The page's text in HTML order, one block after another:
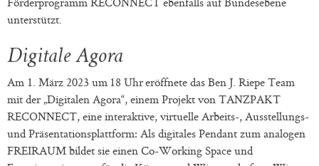
unterstützt.
Digitale Agora
Am 1. März 2023 um 18 Uhr eröffnete das Ben J. Riepe Team
mit der „Digitalen Agora“, einem Projekt von TANZPAKT
RECONNECT, eine interaktive, virtuelle Arbeits-, Ausstellungs-
und Präsentationsplattform: Als digitales Pendant zum analogen
FREIRAUM bildet sie einen Co-Working Space und